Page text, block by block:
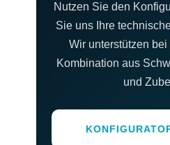
Nutzen Sie den
Sie uns Ihre
Wir unterstützen
Kombination aus
und